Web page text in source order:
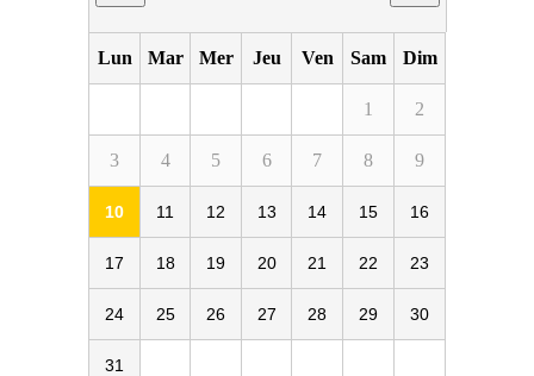
Lun Mar Mer Jeu Ven Sam Dim
1 2
3 4 5 6 7 8 9
10 11 12 13 14 15 16
17 18 19 20 21 22 23
24 25 26 27 28 29 30
31